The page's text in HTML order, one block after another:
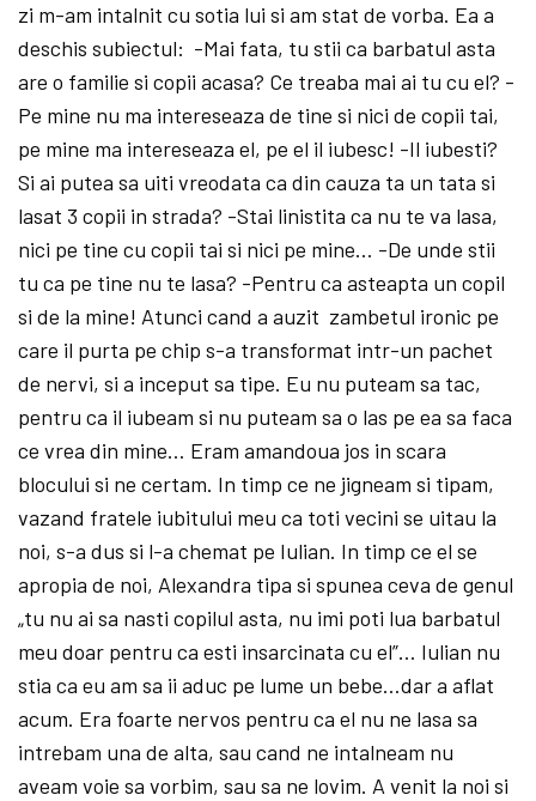
zi m-am intalnit cu sotia lui si am stat de vorba. Ea a
deschis subiectul: -Mai fata, tu stii ca barbatul asta
are o familie si copii acasa? Ce treaba mai ai tu cu el? -
Pe mine nu ma intereseaza de tine si nici de copii tai,
pe mine ma intereseaza el, pe el il iubesc! -Il iubesti?
Si ai putea sa uiti vreodata ca din cauza ta un tata si
lasat 3 copii in strada? -Stai linistita ca nu te va lasa,
nici pe tine cu copii tai si nici pe mine… -De unde stii
tu ca pe tine nu te lasa? -Pentru ca asteapta un copil
si de la mine! Atunci cand a auzit zambetul ironic pe
care il purta pe chip s-a transformat intr-un pachet
de nervi, si a inceput sa tipe. Eu nu puteam sa tac,
pentru ca il iubeam si nu puteam sa o las pe ea sa faca
ce vrea din mine… Eram amandoua jos in scara
blocului si ne certam. In timp ce ne jigneam si tipam,
vazand fratele iubitului meu ca toti vecini se uitau la
noi, s-a dus si l-a chemat pe Iulian. In timp ce el se
apropia de noi, Alexandra tipa si spunea ceva de genul
„tu nu ai sa nasti copilul asta, nu imi poti lua barbatul
meu doar pentru ca esti insarcinata cu el”… Iulian nu
stia ca eu am sa ii aduc pe lume un bebe…dar a aflat
acum. Era foarte nervos pentru ca el nu ne lasa sa
intrebam una de alta, sau cand ne intalneam nu
aveam voie sa vorbim, sau sa ne lovim. A venit la noi si